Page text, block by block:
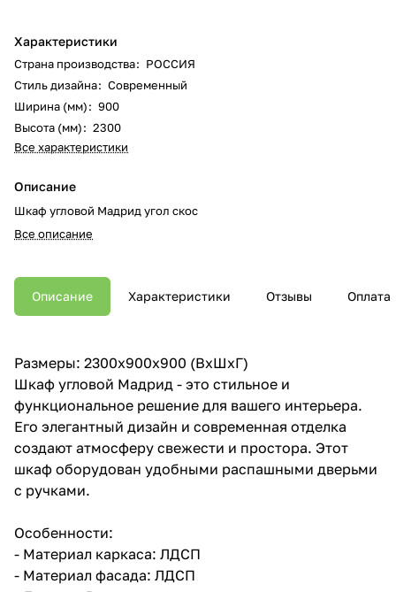
Характеристики
Страна производства: РОССИЯ
Стиль дизайна: Современный
Ширина (мм): 900
Высота (мм): 2300
Все характеристики
Описание
Шкаф угловой Мадрид угол скос
Все описание
Описание Характеристики Отзывы Оплата
Размеры: 2300х900х900 (ВхШхГ)
Шкаф угловой Мадрид - это стильное и
функциональное решение для вашего интерьера.
Его элегантный дизайн и современная отделка
создают атмосферу свежести и простора. Этот
шкаф оборудован удобными распашными дверьми
с ручками.
Особенности:
- Материал каркаса: ЛДСП
- Материал фасада: ЛДСП